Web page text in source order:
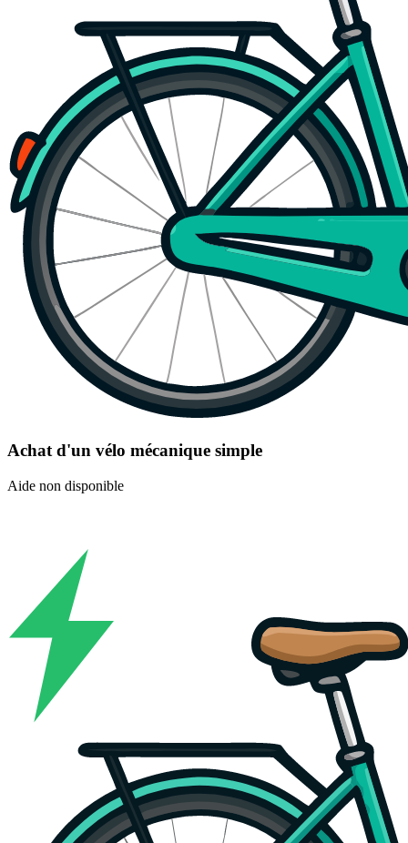
Achat d'un vélo mécanique simple
Aide non disponible